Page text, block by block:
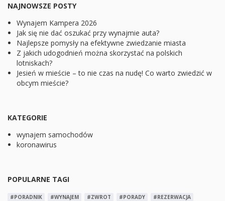
NAJNOWSZE POSTY
Wynajem Kampera 2026
Jak się nie dać oszukać przy wynajmie auta?
Najlepsze pomysły na efektywne zwiedzanie miasta
Z jakich udogodnień można skorzystać na polskich
lotniskach?
Jesień w mieście – to nie czas na nudę! Co warto zwiedzić w
obcym mieście?
KATEGORIE
wynajem samochodów
koronawirus
POPULARNE TAGI
#PORADNIK #WYNAJEM #ZWROT #PORADY
#REZERWACJA